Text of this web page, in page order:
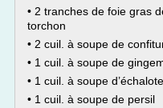
• 2 tranches de foie gras
torchon
• 2 cuil. à soupe de
• 1 cuil. à soupe de
• 1 cuil. à soupe d’échalote
• 1 cuil. à soupe de persil